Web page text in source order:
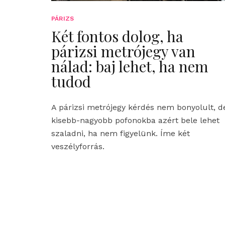
PÁRIZS
Két fontos dolog, ha
párizsi metrójegy van
nálad: baj lehet, ha nem
tudod
A párizsi metrójegy kérdés nem bonyolult,
kisebb-nagyobb pofonokba azért bele lehet
szaladni, ha nem figyelünk. Íme két
veszélyforrás.